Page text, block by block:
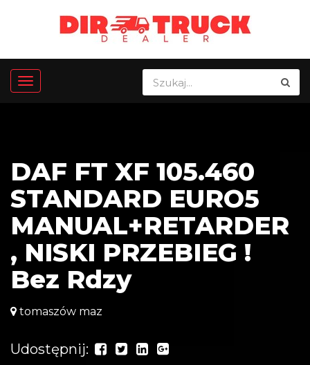
DAF FT XF 105.460
STANDARD EURO5
MANUAL+RETARDER
, NISKI PRZEBIEG !
Bez Rdzy
tomaszów maz
Udostępnij: